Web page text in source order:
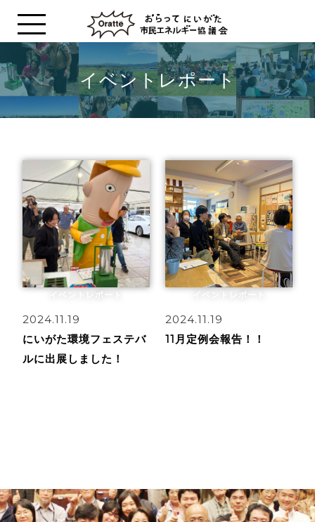
イベントレポート
イベントレポート
2024.11.19
にいがた環境フェステバ
ルに出展しました！
イベントレポート
2024.11.19
11月定例会報告！！